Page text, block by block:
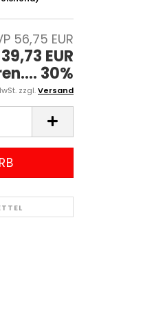
56,75 EUR
EUR
30%
zzgl.Versand